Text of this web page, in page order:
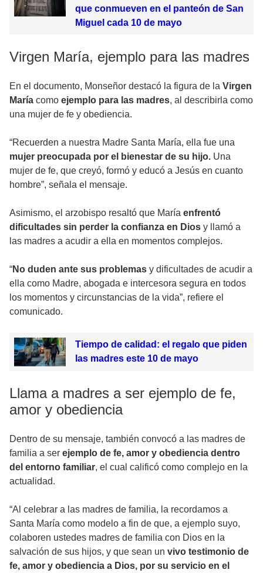
que conmueven en el panteón de San
Miguel cada 10 de mayo
Virgen María, ejemplo para las madres
En el documento, Monseñor destacó la figura de la Virgen
María como ejemplo para las madres, al describirla como
una mujer de fe y obediencia.
“Recuerden a nuestra Madre Santa María, ella fue una
mujer preocupada por el bienestar de su hijo. Una
mujer de fe, que creyó, formó y educó a Jesús en cuanto
hombre”, señala el mensaje.
Asimismo, el arzobispo resaltó que María enfrentó
dificultades sin perder la confianza en Dios y llamó a
las madres a acudir a ella en momentos complejos.
“No duden ante sus problemas y dificultades de acudir a
ella como Madre, abogada e intercesora segura en todos
los momentos y circunstancias de la vida”, refiere el
comunicado.
Tiempo de calidad: el regalo que piden
las madres este 10 de mayo
Llama a madres a ser ejemplo de fe,
amor y obediencia
Dentro de su mensaje, también convocó a las madres de
familia a ser ejemplo de fe, amor y obediencia dentro
del entorno familiar, el cual calificó como complejo en la
actualidad.
“Al celebrar a las madres de familia, la recordamos a
Santa María como modelo a fin de que, a ejemplo suyo,
colaboren ustedes madres de familia con Dios en la
salvación de sus hijos, y que sean un vivo testimonio de
fe, amor y obediencia a Dios, por su servicio en el